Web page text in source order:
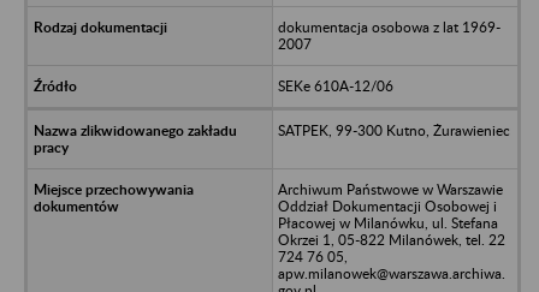
dokumentacja osobowa z lat 1969-
2007
SEKe 610A-12/06
SATPEK, 99-300 Kutno, Żurawieniec
Archiwum Państwowe w Warszawie
Oddział Dokumentacji Osobowej i
Płacowej w Milanówku, ul. Stefana
Okrzei 1, 05-822 Milanówek, tel. 22
724 76 05,
apw.milanowek@warszawa.archiwa.